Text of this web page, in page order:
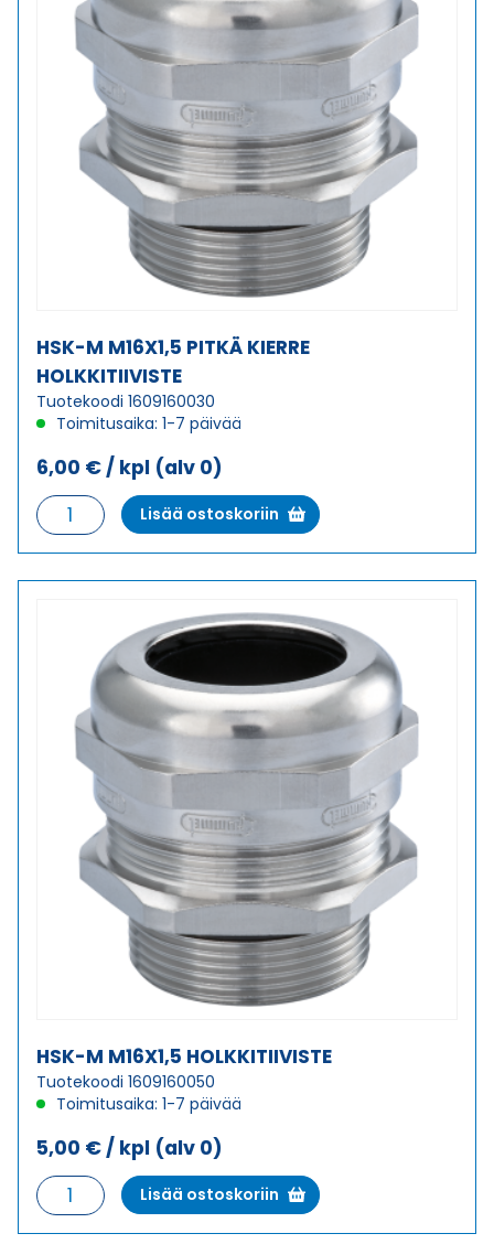
HSK-M M16X1,5 PITKÄ KIERRE
HOLKKITIIVISTE
Tuotekoodi 1609160030
Toimitusaika: 1-7 päivää
6,00 € / kpl (alv 0)
HSK-
M
M16X1,5
Lisää ostoskoriin
HSK-M M16X1,5 HOLKKITIIVISTE
Tuotekoodi 1609160050
Toimitusaika: 1-7 päivää
5,00 € / kpl (alv 0)
HSK-
M
M16X1,5
Lisää ostoskoriin